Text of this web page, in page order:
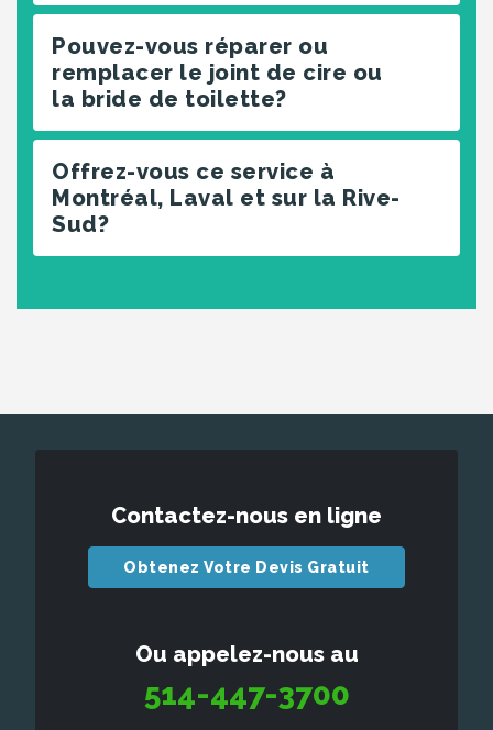
Pouvez-vous réparer ou
remplacer le joint de cire ou
la bride de toilette?
Offrez-vous ce service à
Montréal, Laval et sur la Rive-
Sud?
Contactez-nous en ligne
Obtenez Votre Devis Gratuit
Ou appelez-nous au
514-447-3700